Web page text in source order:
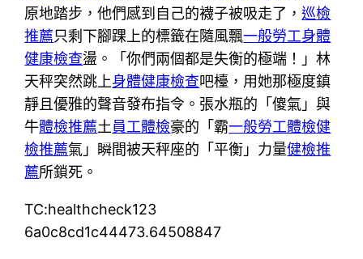
原地踏步，他們感到自己的襪子被吸走了，巡檢
推薦只剩下腳踝上的標籤在隨風飄一般勞工身體
健康檢查盪。「你們兩個都是失衡的極端！」林
天秤突然跳上身體健康檢查吧檯，用她那極度鎮
靜且優雅的聲音發布指令。張水瓶的「傻氣」與
牛體檢推薦土員工體檢豪的「霸一般勞工體檢健
檢推薦氣」瞬間被天秤座的「平衡」力量健檢推
薦所鎖死。
TC:healthcheck123
6a0c8cd1c44473.64508847